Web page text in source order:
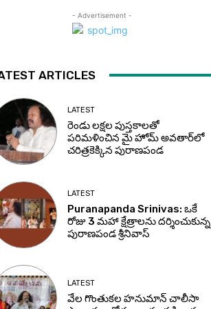
- Advertisement -
ARTICLES
LATEST
రెండు లక్షల పుస్తకాలతో
పరిమళించిన మై హోమ్ అవతార్‌లో
చరిత్రకెక్కిన పురాణపండ
LATEST
Puranapanda Srinivas: ఒకే
రోజు 3 మహా క్షేత్రాలను దర్శించుకున్న
పురాణపండ శ్రీనివాస్
LATEST
వేల గొంతుకల హనుమాన్ చాలీసా